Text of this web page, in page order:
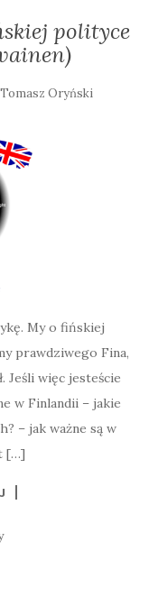
polityce
Tomasz Oryński
My o fińskiej
prawdziwego Fina,
Jeśli więc jesteście
w Finlandii – jakie
– jak ważne są w
[…]